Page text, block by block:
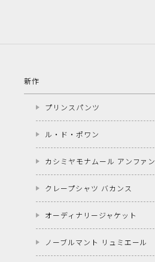
新作
プリンスパンツ
ル・ド・ポワン
カシミヤモナムール アンファン
クレープシャツ バカンス
オーディナリージャケット
ノーブルマント リュミエール